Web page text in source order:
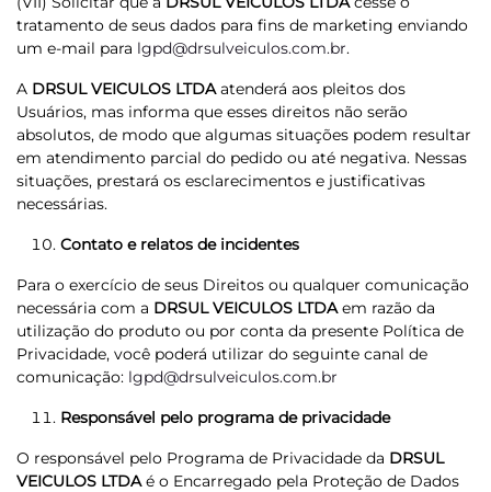
tratamento de seus dados para fins de marketing enviando
um e-mail para lgpd@drsulveiculos.com.br.
A DRSUL VEICULOS LTDAatenderá aos pleitos dos
Usuários, mas informa que esses direitos não serão
absolutos, de modo que algumas situações podem resultar
em atendimento parcial do pedido ou até negativa. Nessas
situações, prestará os esclarecimentos e justificativas
necessárias.
Contato e relatos de incidentes
Para o exercício de seus Direitos ou qualquer comunicação
necessária com a DRSUL VEICULOS LTDAem razão da
utilização do produto ou por conta da presente Política de
Privacidade, você poderá utilizar do seguinte canal de
comunicação: lgpd@drsulveiculos.com.br
Responsável pelo programa de privacidade
O responsável pelo Programa de Privacidade da DRSUL
VEICULOS LTDAé o Encarregado pela Proteção de Dados